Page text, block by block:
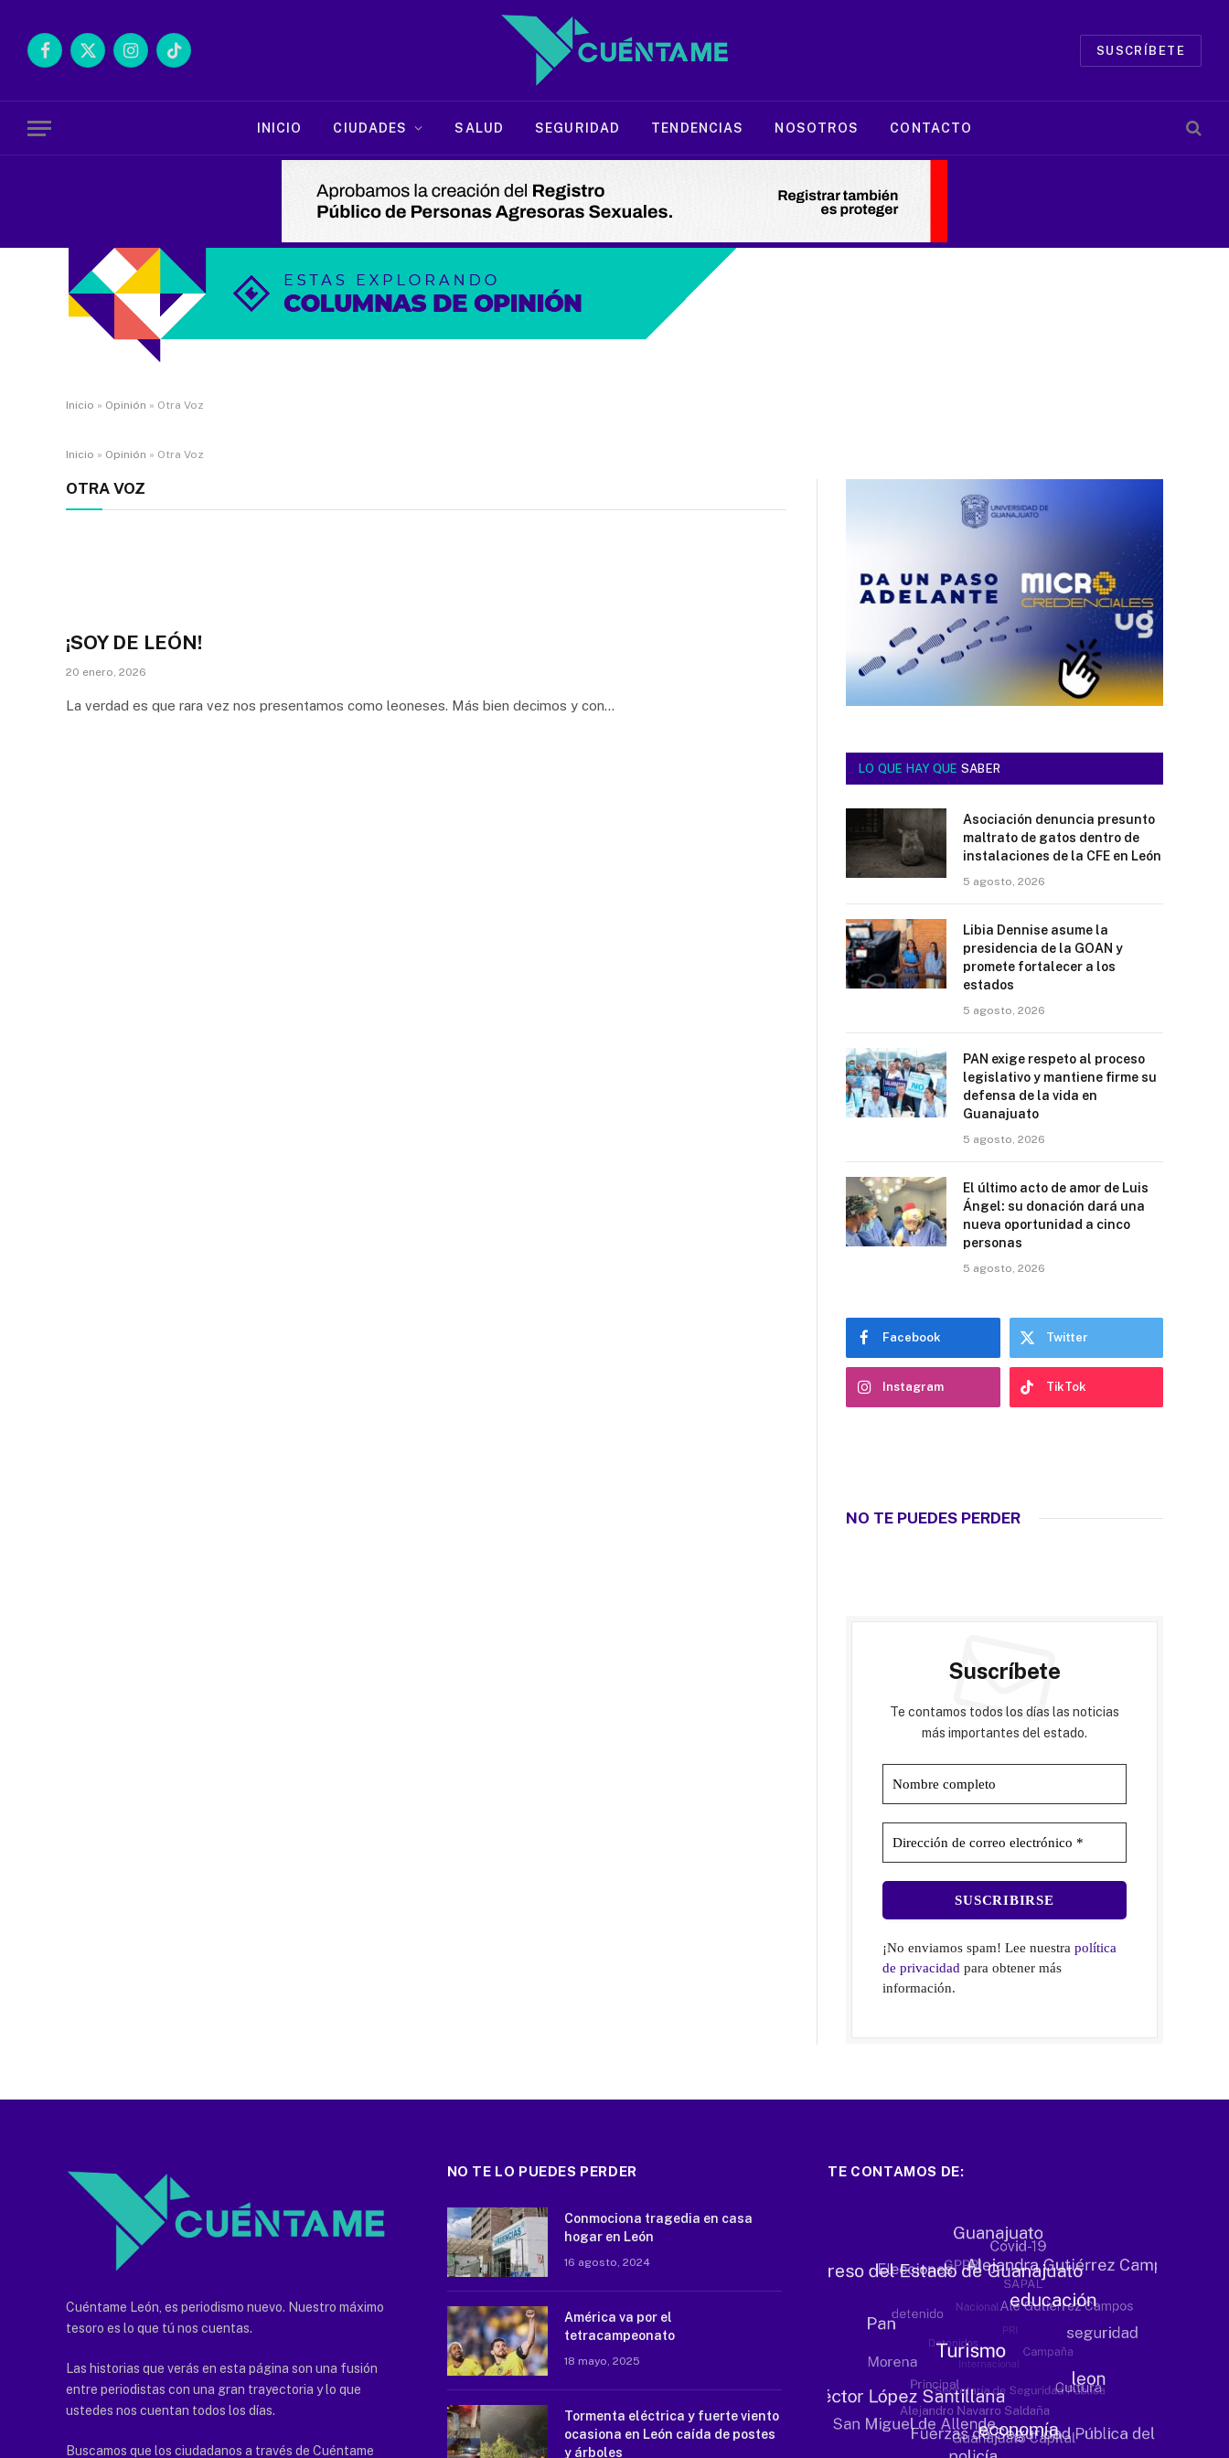
Facebook
X
InstagramTikTok
SUSCRÍBETE
INICIO CIUDADES SALUD SEGURIDAD TENDENCIAS NOSOTROS CONTACTO
Inicio » Opinión » Otra Voz
Inicio » Opinión » Otra Voz
OTRA VOZ
¡SOY DE LEÓN!
20 enero, 2026
La verdad es que rara vez nos presentamos como leoneses. Más bien decimos y con…
LO QUE HAY QUE SABER
Asociación denuncia presunto
maltrato de gatos dentro de
instalaciones de la CFE en León
5 agosto, 2026
Libia Dennise asume la
presidencia de la GOAN y
promete fortalecer a los
estados
5 agosto, 2026
PAN exige respeto al proceso
legislativo y mantiene firme su
defensa de la vida en
Guanajuato
5 agosto, 2026
El último acto de amor de Luis
Ángel: su donación dará una
nueva oportunidad a cinco
personas
5 agosto, 2026
Facebook Twitter
Instagram TikTok
NO TE PUEDES PERDER
Suscríbete
Te contamos todos los días las noticias
más importantes del estado.
¡No enviamos spam! Lee nuestrapolítica
de privacidad para obtener más
información.
Cuéntame León, es periodismo nuevo. Nuestro máximo
tesoro es lo que tú nos cuentas.
Las historias que verás en esta página son una fusión
entre periodistas con una gran trayectoria y lo que
ustedes nos cuentan todos los días.
Buscamos que los ciudadanos a través de Cuéntame
NO TE LO PUEDES PERDER
Conmociona tragedia en casa
hogar en León
16 agosto, 2024
América va por el
tetracampeonato
18 mayo, 2025
Tormenta eléctrica y fuerte viento
ocasiona en León caída de postes
y árboles
TE CONTAMOS DE: